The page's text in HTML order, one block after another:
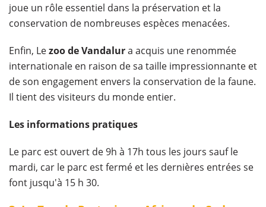
joue un rôle essentiel dans la préservation et la
conservation de nombreuses espèces menacées.
Enfin, Lezoo de Vandalura acquis une renommée
internationale en raison de sa taille impressionnante et
de son engagement envers la conservation de la faune.
Il tient des visiteurs du monde entier.
Les informations pratiques
Le parc est ouvert de 9h à 17h tous les jours sauf le
mardi, car le parc est fermé et les dernières entrées se
font jusqu'à 15 h 30.